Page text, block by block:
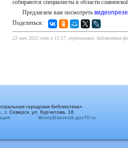
собираются специалисты в области
Предлагаем вам посмотреть
Поделиться:
23 мая 2022 года в 13:17, опубликовал:
городская библиотека»
Северск, ул. Курчатова, 16
library@seversk.gov70.ru